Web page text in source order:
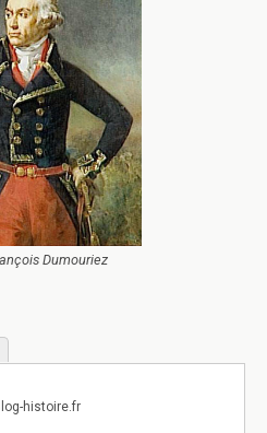
Dumouriez
histoire.fr